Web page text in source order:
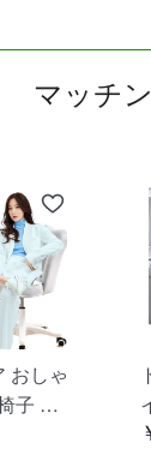
マッチ
おしゃ
子 白
チェ